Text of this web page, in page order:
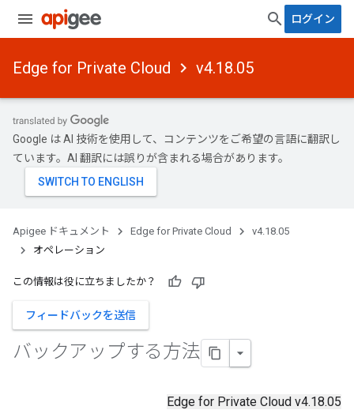
ログイン
Edge for Private Cloud v4.18.05
Google は AI 技術を使用して、コンテンツをご希望の言語に翻訳し
ています。AI 翻訳には誤りが含まれる場合があります。
Apigee ドキュメント Edge for Private Cloud
v4.18.05
オペレーション
この情報は役に立ちましたか？
フィードバックを送信
バックアップする方法
Edge for Private Cloud v4.18.05